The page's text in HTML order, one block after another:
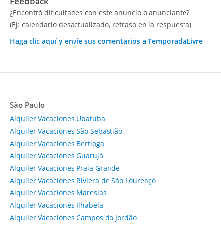
¿Encontró dificultades con este anuncio o anunciante?
(Ej: calendario desactualizado, retraso en la respuesta)
Haga clic aquí y envíe sus comentarios a TemporadaLivre
São Paulo
Alquiler Vacaciones Ubatuba
Alquiler Vacaciones São Sebastião
Alquiler Vacaciones Bertioga
Alquiler Vacaciones Guarujá
Alquiler Vacaciones Praia Grande
Alquiler Vacaciones Riviera de São Lourenço
Alquiler Vacaciones Maresias
Alquiler Vacaciones Ilhabela
Alquiler Vacaciones Campos do Jordão